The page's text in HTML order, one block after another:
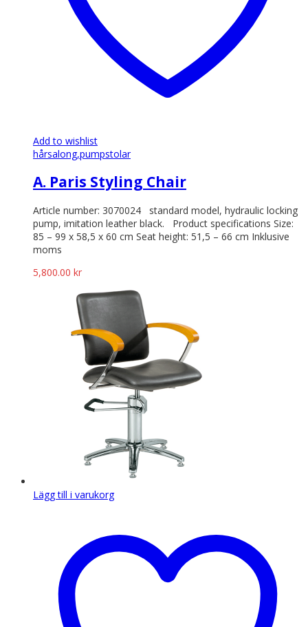
Add to wishlist
hårsalong,pumpstolar
A. Paris Styling Chair
Article number: 3070024 standard model, hydraulic locking
pump, imitation leather black. Product specifications Size:
85 – 99 x 58,5 x 60 cm Seat height: 51,5 – 66 cm Inklusive
moms
5,800.00 kr
Lägg till i varukorg